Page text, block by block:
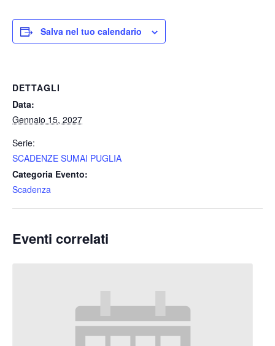
Salva nel tuo calendario
DETTAGLI
Data:
Gennaio 15, 2027
Serie:
SCADENZE SUMAI PUGLIA
Categoria Evento:
Scadenza
Eventi correlati